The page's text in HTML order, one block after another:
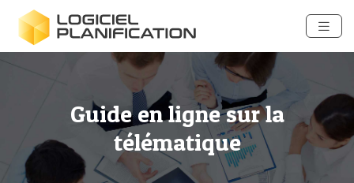
Guide en ligne sur la
télématique